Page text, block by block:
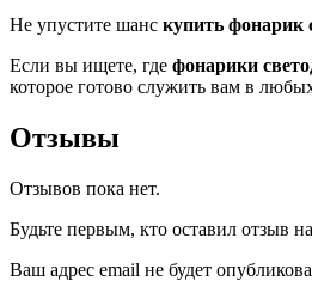
Не упустите шанс купить фонарик
Если вы ищете, где фонарики
которое готово служить вам в
Отзывы
Отзывов пока нет.
Будьте первым, кто оставил отзыв
Ваш адрес email не будет